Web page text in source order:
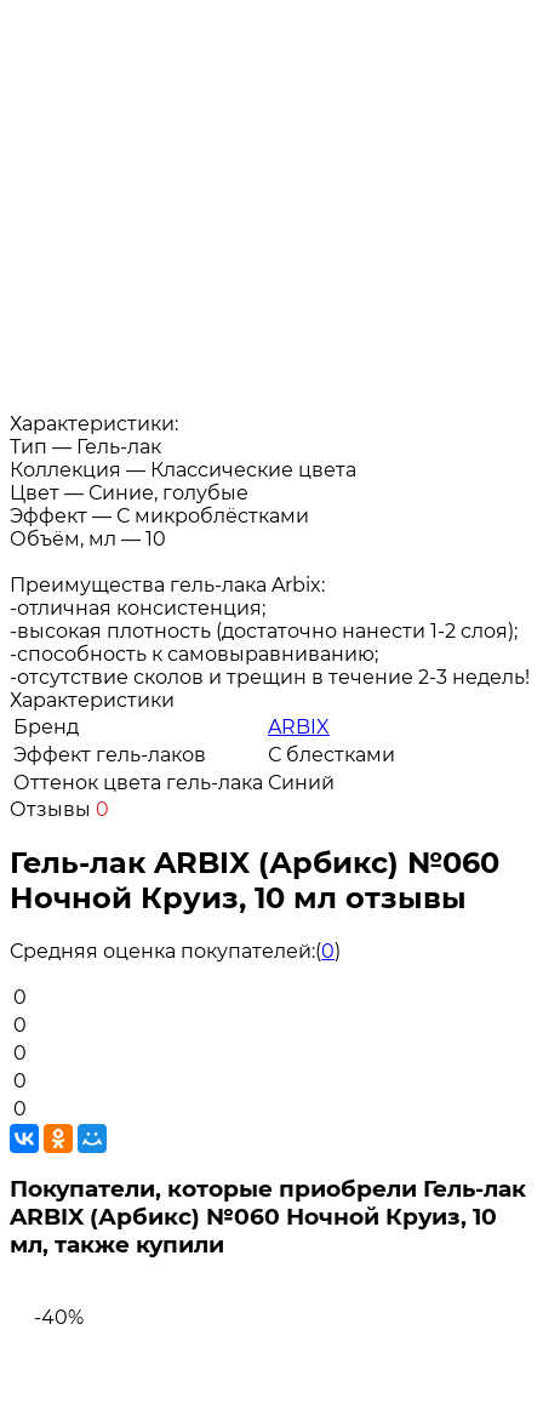
Характеристики:
Тип — Гель-лак
Коллекция — Классические цвета
Цвет — Синие, голубые
Эффект — С микроблёстками
Объём, мл — 10
Преимущества гель-лака Arbix:
-отличная консистенция;
-высокая плотность (достаточно нанести 1-2 слоя);
-способность к самовыравниванию;
-отсутствие сколов и трещин в течение 2-3 недель!
Характеристики
Бренд
ARBIX
Эффект гель-лаков
С блестками
Оттенок цвета гель-лака Синий
Отзывы 0
Гель-лак ARBIX (Арбикс) №060
Ночной Круиз, 10 мл отзывы
Средняя оценка покупателей:(0)
0
0
0
0
0
Покупатели, которые приобрели Гель-лак
ARBIX (Арбикс) №060 Ночной Круиз, 10
мл, также купили
-40%